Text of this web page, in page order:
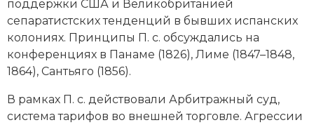
исторического знания
Итория международных отношений
Латинская Америка
Новая история
поддержки США и Великобританией
сепаратистских тенденций в бывших испанских
колониях. Принципы П. с. обсуждались на
конференциях в Панаме (1826), Лиме (1847–1848,
1864), Сантьяго (1856).
В рамках П. с. действовали Арбитражный суд,
система тарифов во внешней торговле. Агрессии